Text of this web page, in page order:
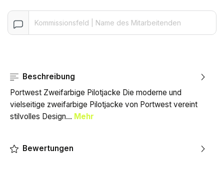
Beschreibung
Portwest Zweifarbige Pilotjacke Die moderne und
vielseitige zweifarbige Pilotjacke von Portwest vereint
stilvolles Design… Mehr
Bewertungen